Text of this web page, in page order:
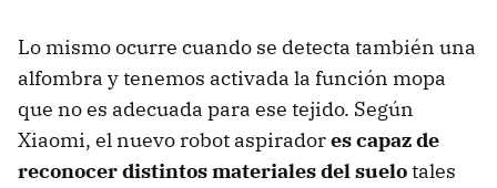
Lo mismo ocurre cuando se detecta también una
alfombra y tenemos activada la función mopa
que no es adecuada para ese tejido. Según
Xiaomi, el nuevo robot aspiradores capaz de
reconocer distintos materiales del suelotales